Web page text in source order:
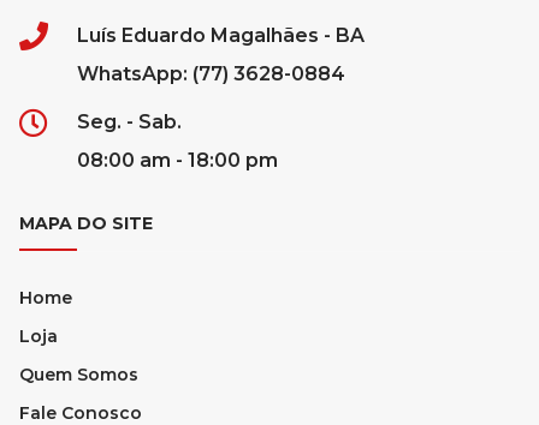
Luís Eduardo Magalhães - BA
WhatsApp: (77) 3628-0884
Seg. - Sab.
08:00 am - 18:00 pm
MAPA DO SITE
Home
Loja
Quem Somos
Fale Conosco